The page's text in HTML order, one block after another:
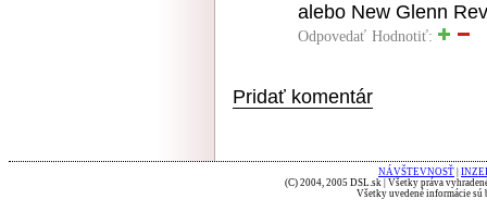
alebo New Glenn
Odpovedať Hodnotiť:
Pridať komentár
NÁVŠTEVNOSŤ
(C) 2004, 2005 DSL.sk | Všetky práva
Všetky uvedené informácie sú